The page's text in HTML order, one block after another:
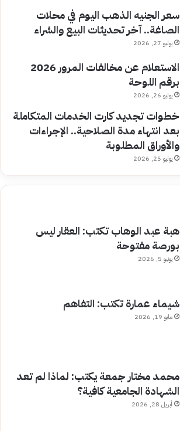
سعر الجنيه الذهب اليوم في محلات
الصاغة.. آخر تحديثات البيع والشراء
يوليو 27, 2026
الاستعلام عن مخالفات المرور 2026
برقم اللوحة
يوليو 26, 2026
خطوات تجديد كارت الخدمات المتكاملة
بعد انتهاء مدة الصلاحية.. الإجراءات
والأوراق المطلوبة
يوليو 25, 2026
هبة عبد الوهاب تكتب: العقار ليس
بورصة مفتوحة
يونيو 5, 2026
شيماء عمارة تكتب: التفاهم
مايو 19, 2026
محمد مختار جمعة يكتب: لماذا لم تعد
الشهادة الجامعية كافية؟
أبريل 28, 2026